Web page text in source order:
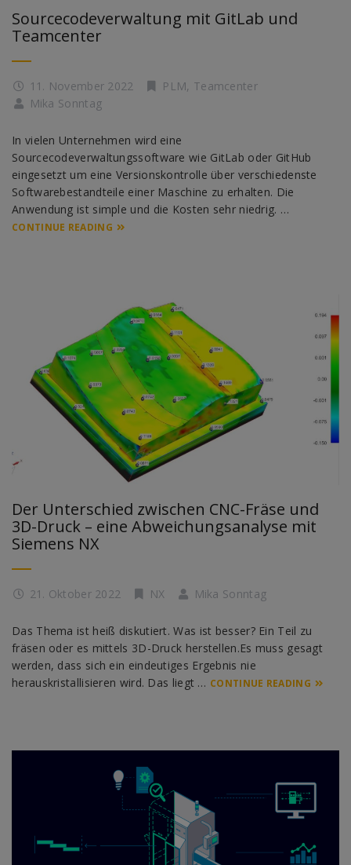
Sourcecodeverwaltung mit GitLab und
Teamcenter
11. November 2022 PLM, Teamcenter
Mika Sonntag
In vielen Unternehmen wird eine
Sourcecodeverwaltungssoftware wie GitLab oder GitHub
eingesetzt um eine Versionskontrolle über verschiedenste
Softwarebestandteile einer Maschine zu erhalten. Die
Anwendung ist simple und die Kosten sehr niedrig. …
CONTINUE READING
Der Unterschied zwischen CNC-Fräse und
3D-Druck – eine Abweichungsanalyse mit
Siemens NX
21. Oktober 2022 NX Mika Sonntag
Das Thema ist heiß diskutiert. Was ist besser? Ein Teil zu
fräsen oder es mittels 3D-Druck herstellen.Es muss gesagt
werden, dass sich ein eindeutiges Ergebnis nie
herauskristallisieren wird. Das liegt … CONTINUE READING